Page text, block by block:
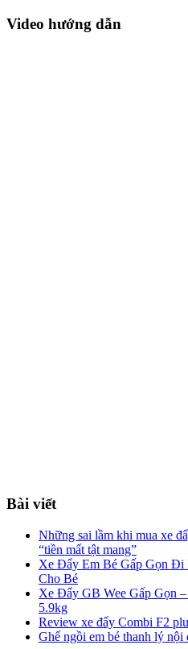
Video hướng dẫn
Bài viết
Những sai lầm khi mua xe
“tiền mất tật mang”
Xe Đẩy Em Bé Gấp Gọn Đi
Cho Bé
Xe Đẩy GB Wee Gấp Gọn
5.9kg
Review xe đẩy Combi F2
Ghế ngồi em bé thanh lý nội